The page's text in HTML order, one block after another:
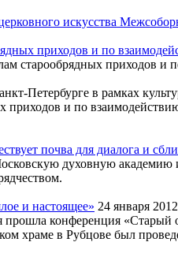
искусства
приходов и по
старообрядных приходов и
Петербурге в рамках
и по
почва для диалога и
духовную
и настоящее» 24 января
конференция
храме в Рубцове был